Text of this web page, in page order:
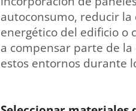
autoconsumo, reducir
energético del edificio o
a compensar parte de
estos entornos durante